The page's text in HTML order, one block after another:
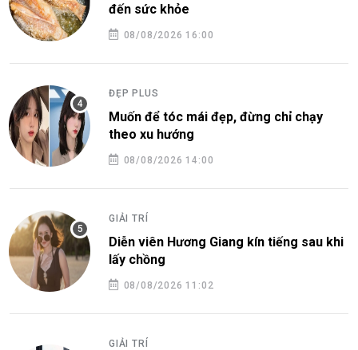
đến sức khỏe
08/08/2026 16:00
ĐẸP PLUS
Muốn để tóc mái đẹp, đừng chỉ chạy
theo xu hướng
08/08/2026 14:00
GIẢI TRÍ
Diễn viên Hương Giang kín tiếng sau khi
lấy chồng
08/08/2026 11:02
GIẢI TRÍ